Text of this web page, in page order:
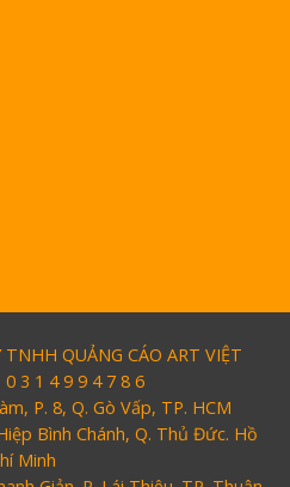
QUẢNG CÁO ART VIỆT
3 1 4 9 9 4 7 8 6
P. 8, Q. Gò Vấp, TP. HCM
Bình Chánh, Q. Thủ Đức. Hồ
Minh